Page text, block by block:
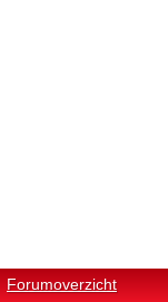
Forumoverzicht